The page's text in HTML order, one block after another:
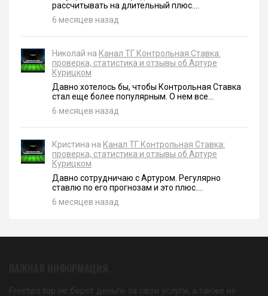
рассчитывать на длительный плюс....
6 месяцев назад
Николай на Канал ТГ Контрольная Ставка:
проверка, статистика и отзывы об Артуре
Курицком
Давно хотелось бы, чтобы Контрольная Ставка
стал еще более популярным. О нем все...
6 месяцев назад
Кристина на Канал ТГ Контрольная Ставка:
проверка, статистика и отзывы об Артуре
Курицком
Давно сотрудничаю с Артуром. Регулярно
ставлю по его прогнозам и это плюс....
6 месяцев назад
Freetips.top не берет деньги за свои услуги, а также не